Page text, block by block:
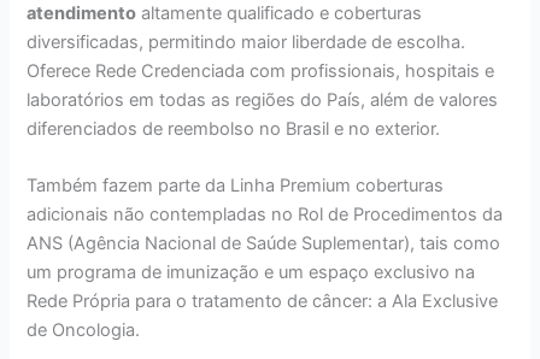
atendimento altamente qualificado e coberturas
diversificadas, permitindo maior liberdade de escolha.
Oferece Rede Credenciada com profissionais, hospitais e
laboratórios em todas as regiões do País, além de valores
diferenciados de reembolso no Brasil e no exterior.
Também fazem parte da Linha Premium coberturas
adicionais não contempladas no Rol de Procedimentos da
ANS (Agência Nacional de Saúde Suplementar), tais como
um programa de imunização e um espaço exclusivo na
Rede Própria para o tratamento de câncer: a Ala Exclusive
de Oncologia.